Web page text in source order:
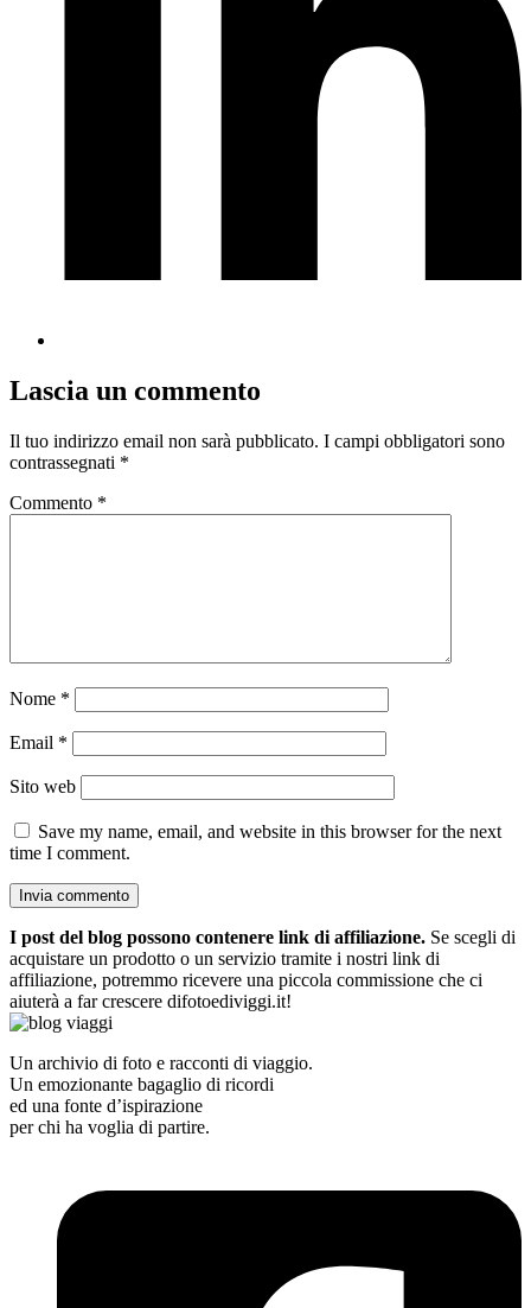
Lascia un commento
Il tuo indirizzo email non sarà pubblicato. I campi obbligatori sono
contrassegnati *
Commento *
Nome *
Email *
Sito web
Save my name, email, and website in this browser for the next
time I comment.
I post del blog possono contenere link di affiliazione. Se scegli di
acquistare un prodotto o un servizio tramite i nostri link di
affiliazione, potremmo ricevere una piccola commissione che ci
aiuterà a far crescere difotoediviggi.it!
Un archivio di foto e racconti di viaggio.
Un emozionante bagaglio di ricordi
ed una fonte d’ispirazione
per chi ha voglia di partire.